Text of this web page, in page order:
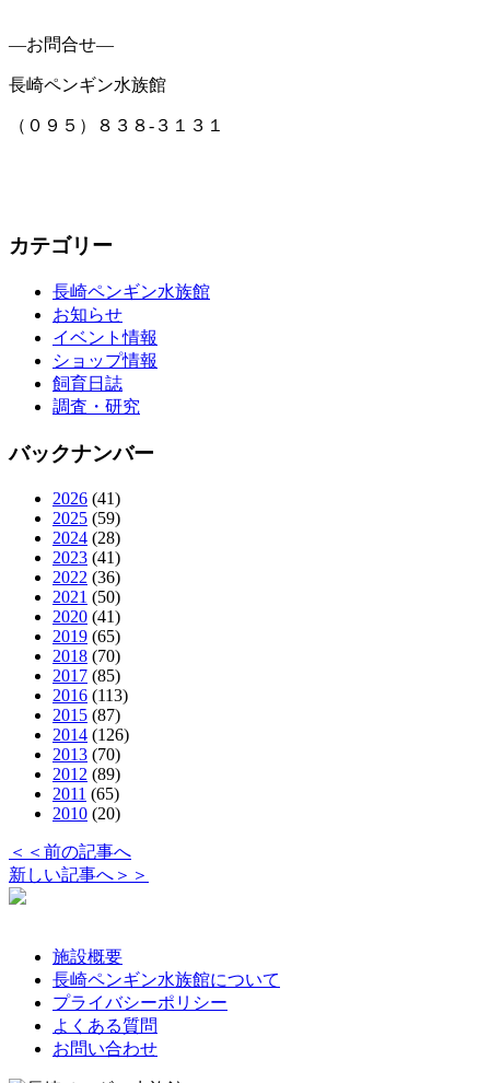
―お問合せ―
長崎ペンギン水族館
（０９５）８３８-３１３１
カテゴリー
長崎ペンギン水族館
お知らせ
イベント情報
ショップ情報
飼育日誌
調査・研究
バックナンバー
2026 (41)
2025 (59)
2024 (28)
2023 (41)
2022 (36)
2021 (50)
2020 (41)
2019 (65)
2018 (70)
2017 (85)
2016 (113)
2015 (87)
2014 (126)
2013 (70)
2012 (89)
2011 (65)
2010 (20)
＜＜前の記事へ
新しい記事へ＞＞
施設概要
長崎ペンギン水族館について
プライバシーポリシー
よくある質問
お問い合わせ